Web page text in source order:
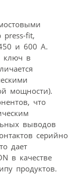
press-fit,
и 600 A.
ключ в
мощности).
что
выводов
серийно
дает
в качестве
продуктов.